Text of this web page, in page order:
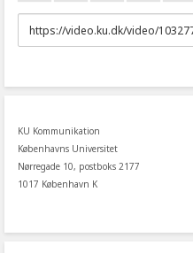
URL
to
KU Kommunikation
Københavns Universitet
Nørregade 10, postboks 2177
1017 København K